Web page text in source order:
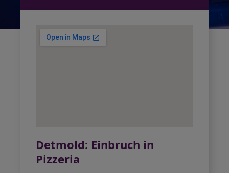
Detmold: Einbruch in
Pizzeria